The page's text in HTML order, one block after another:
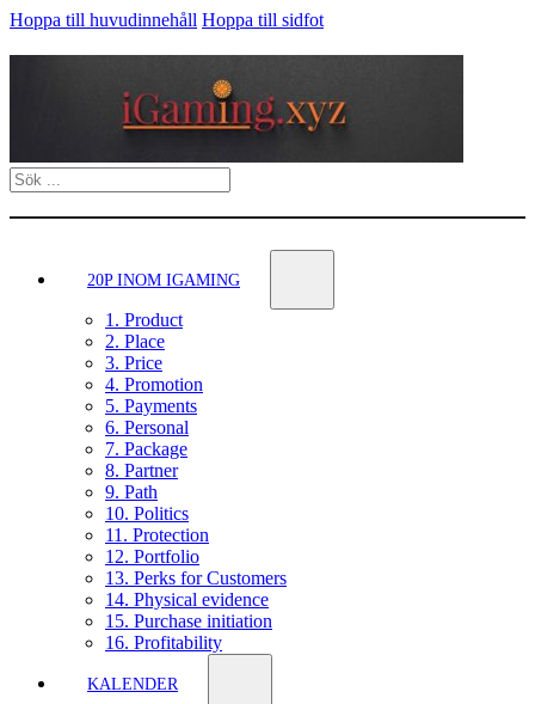
Hoppa till huvudinnehåll Hoppa till sidfot
Sök
20P INOM IGAMING
1. Product
2. Place
3. Price
4. Promotion
5. Payments
6. Personal
7. Package
8. Partner
9. Path
10. Politics
11. Protection
12. Portfolio
13. Perks for Customers
14. Physical evidence
15. Purchase initiation
16. Profitability
KALENDER